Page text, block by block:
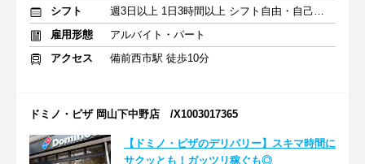
シフト
週3日以上 1日3時間以上 シフト自由・自己申告
雇用形態
アルバイト・パート
アクセス
備前西市駅 徒歩10分
ドミノ・ピザ 岡山下中野店 /X1003017365
【ドミノ・ピザのデリバリー】スキマ時間に
サクッとも！ガッツリ稼ぐも◎